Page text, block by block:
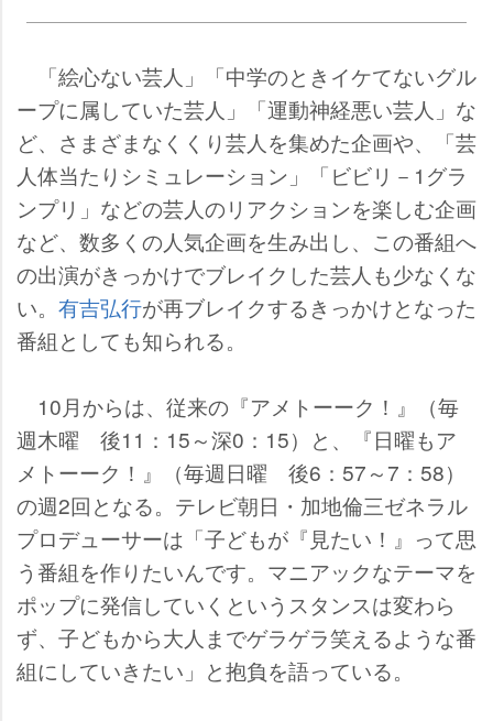
「絵心ない芸人」「中学のときイケてないグル
ープに属していた芸人」「運動神経悪い芸人」な
ど、さまざまなくくり芸人を集めた企画や、「芸
人体当たりシミュレーション」「ビビリ－1グラ
ンプリ」などの芸人のリアクションを楽しむ企画
など、数多くの人気企画を生み出し、この番組へ
の出演がきっかけでブレイクした芸人も少なくな
い。 有吉弘行が再ブレイクするきっかけとなった
番組としても知られる。
10月からは、従来の『アメトーーク！』（毎
週木曜 後11：15～深0：15）と、『日曜もア
メトーーク！』（毎週日曜 後6：57～7：58）
の週2回となる。テレビ朝日・加地倫三ゼネラル
プロデューサーは「子どもが『見たい！』って思
う番組を作りたいんです。マニアックなテーマを
ポップに発信していくというスタンスは変わら
ず、子どもから大人までゲラゲラ笑えるような番
組にしていきたい」と抱負を語っている。